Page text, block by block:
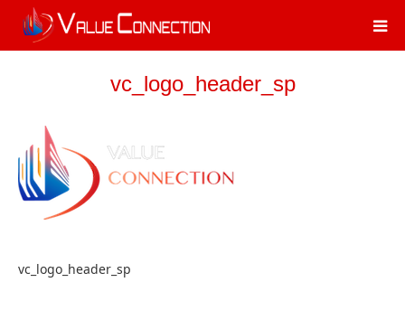
vc_logo_header_sp
vc_logo_header_sp